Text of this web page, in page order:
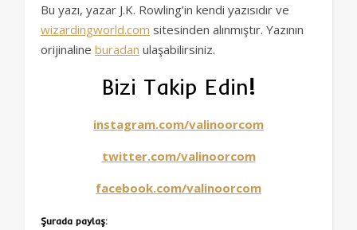
Bu yazı, yazar J.K. Rowling’in kendi yazısıdır ve
wizardingworld.com sitesinden alınmıştır. Yazının
orijinaline buradan ulaşabilirsiniz.
Bizi Takip Edin!
instagram.com/valinoorcom
twitter.com/valinoorcom
facebook.com/valinoorcom
Şurada paylaş: